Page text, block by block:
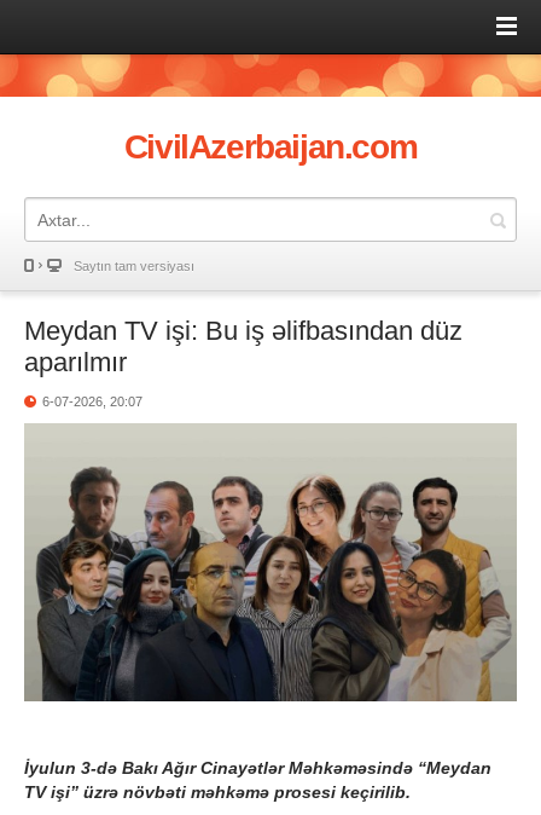
CivilAzerbaijan.com
Saytın tam versiyası
Meydan TV işi: Bu iş əlifbasından düz
aparılmır
6-07-2026, 20:07
İyulun 3-də Bakı Ağır Cinayətlər Məhkəməsində “Meydan
TV işi” üzrə növbəti məhkəmə prosesi keçirilib.